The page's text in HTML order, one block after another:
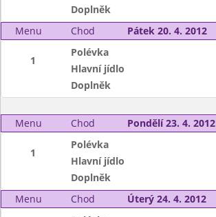
Doplněk
Menu
Chod Pátek 20. 4. 2012
1
Polévka
Hlavní jídlo
Doplněk
Menu Chod Pondělí 23. 4. 2012
1
Polévka
Hlavní jídlo
Doplněk
Menu
Chod Úterý 24. 4. 2012